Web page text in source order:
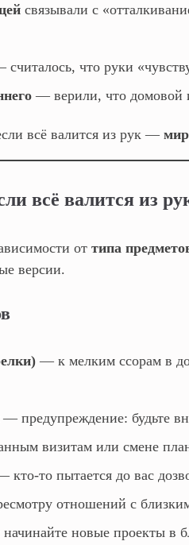
связывали с
что руки
— верили, что домовой
всё валится из рук — мир
всё валится из
от типа
версии.
— к мелким ссорам в
предупреждение: будьте
визитам или смене
пытается до вас
отношений с
новые проекты в